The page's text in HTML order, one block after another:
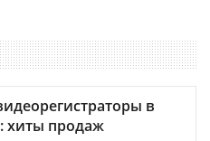
в
хиты продаж